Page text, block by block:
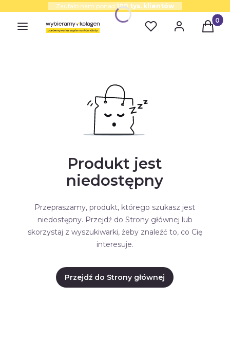
Zaufało nam ponad 100 tys. klientów
Produkt jest
niedostępny
Przepraszamy, produkt, którego szukasz jest
niedostępny. Przejdź do Strony głównej lub
skorzystaj z wyszukiwarki, żeby znaleźć to, co Cię
interesuje.
Przejdź do Strony głównej